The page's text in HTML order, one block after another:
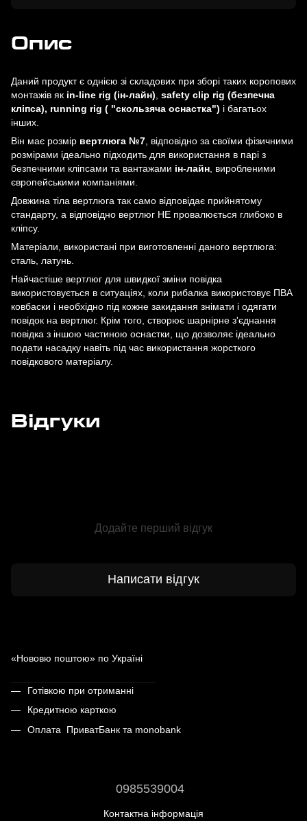
Опис
Даний продукт є однією зі складових при зборі таких коропових
монтажів як in-line rig (ін-лайн) safety clip rig (безпечна
кліпса), running rig ( "скользяча оснастка") і багатьох
інших.
Він має розмір вертлюга №7 , відповідно за своїми фізичними
розмірами ідеально підходить для використання в парі з
безпечними кліпсами та вантажами ін-лайн , виробленими
європейськими компаніями.
Довжина тіла вертлюга так само відповідає прийнятому
стандарту, а відповідно вертлюг НЕ провалюється глибоко в
кліпсу.
Матеріали, використані при виготовленні даного вертлюга:
сталь, латунь.
Найчастіше вертлюг для швидкої зміни повідка
використовується в ситуаціях, коли рибалка використовує ПВА
ковбаски і необхідно під кожне закидання знімати і одягати
повідок на вертлюг. Крім того, створює шарнірне з'єднання
повідка з іншою частиною оснастки, що дозволяє ідеально
подати насадку навіть під час використання жорсткого
повідкового матеріалу.
Відгуки
Додайте перший відгук
Написати відгук
«Нововю поштою» по Україні
Готівкою при отриманні
Кредитною карткою
Оплата ПриватБанк та monobank
0985539004
Контактна інформація